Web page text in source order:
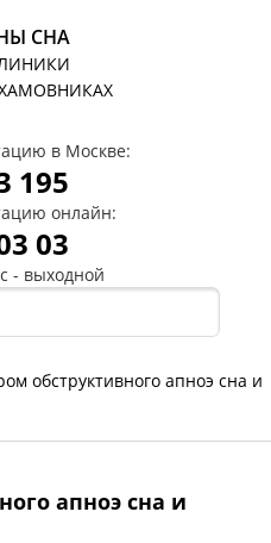
СНА
в Москве:
195
онлайн:
03
- выходной
обструктивного апноэ сна и
апноэ сна и